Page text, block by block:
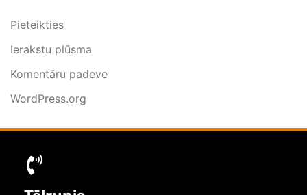
Pieteikties
Ierakstu plūsma
Komentāru padeve
WordPress.org